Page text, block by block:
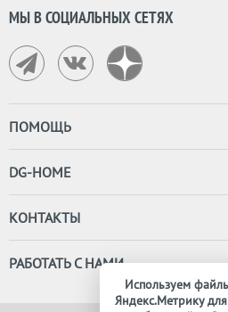
МЫ В СОЦИАЛЬНЫХ СЕТЯХ
ПОМОЩЬ
DG-HOME
КОНТАКТЫ
РАБОТАТЬ С НАМИ
Используем
Яндекс.Метрику